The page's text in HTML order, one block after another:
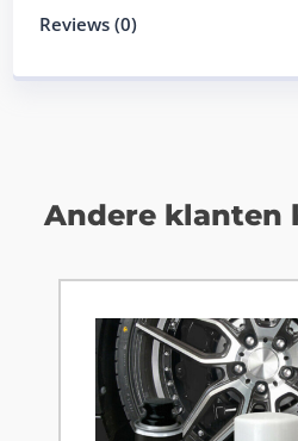
Reviews (0)
Andere klanten